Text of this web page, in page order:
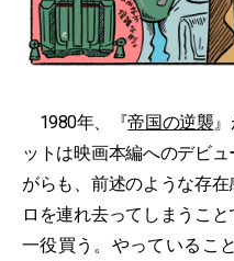
1980年、『帝国の逆襲
ットは映画本編へのデビ
がらも、前述のような存
ロを連れ去ってしまうこ
一役買う。やっているこ